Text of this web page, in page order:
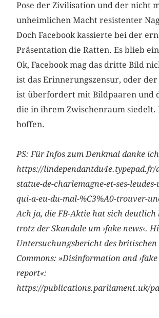
Pose der Zivilisation und der nicht
unheimlichen Macht resistenter
Doch Facebook kassierte bei der
Präsentation die Ratten. Es blieb
Ok, Facebook mag das dritte Bild
ist das Erinnerungszensur, oder
ist überfordert mit Bildpaaren und
die in ihrem Zwischenraum siedelt.
hoffen.
PS: Für Infos zum Denkmal danke
https://lindependantdu4e.typepad.fr/
statue-de-charlemagne-et-ses-
qui-a-eu-du-mal-%C3%A0-trouver-
Ach ja, die FB-Aktie hat sich deutlich
trotz der Skandale um ›fake news‹.
Untersuchungsbericht des britischen
Commons: »Disinformation and
report«:
https://publications.parliament.uk/